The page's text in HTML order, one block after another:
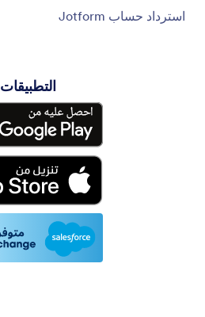
استرداد حساب Jotform
التطبيقات